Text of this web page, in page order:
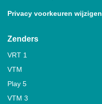
Privacy voorkeuren wijzigen
Zenders
VRT 1
VTM
Play 5
VTM 3